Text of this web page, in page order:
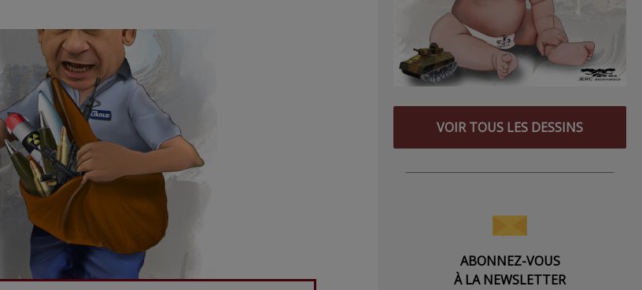
VOIR TOUS LES DESSINS
ABONNEZ-VOUS
À LA NEWSLETTER